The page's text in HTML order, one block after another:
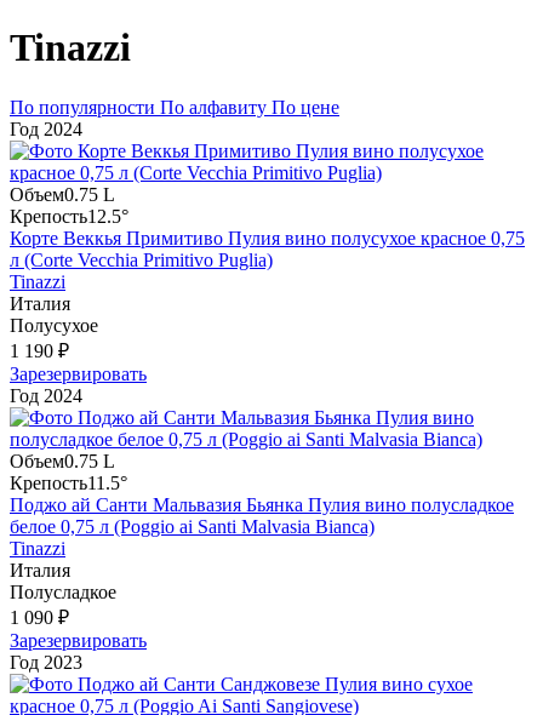
Tinazzi
По популярности По алфавиту По цене
Год 2024
Объем0.75 L
Крепость12.5°
Корте Веккья Примитиво Пулия вино полусухое красное 0,75
л (Corte Vecchia Primitivo Puglia)
Tinazzi
Италия
Полусухое
1 190 ₽
Зарезервировать
Год 2024
Объем0.75 L
Крепость11.5°
Поджо ай Санти Мальвазия Бьянка Пулия вино полусладкое
белое 0,75 л (Poggio ai Santi Malvasia Bianca)
Tinazzi
Италия
Полусладкое
1 090 ₽
Зарезервировать
Год 2023